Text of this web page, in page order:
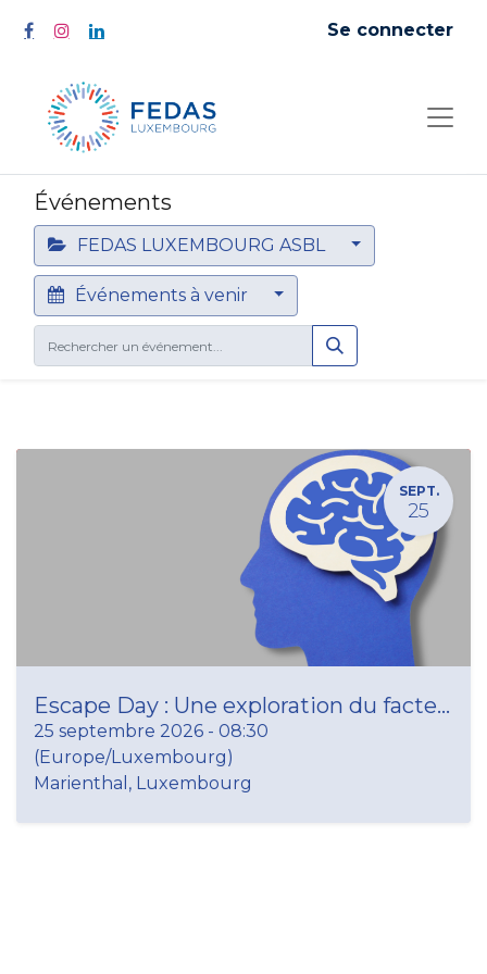
Se connecter
Événements
FEDAS LUXEMBOURG ASBL
Événements à venir
SEPT.
25
Escape Day : Une exploration du facteur humain comme levier de transformation dans le secteur social
25 septembre 2026 - 08:30
(Europe/Luxembourg)
Marienthal , Luxembourg